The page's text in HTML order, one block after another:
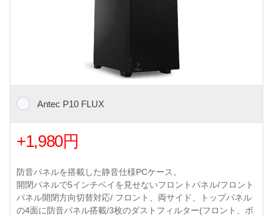
Antec P10 FLUX
+1,980円
防音パネルを搭載した静音仕様PCケース。
開閉パネルで5インチベイを見せないフロントパネル/フロント
パネル開閉方向切替対応/ フロント、両サイド、トップパネル
の4面に防音パネル搭載/3枚のダストフィルター(フロント、ボ